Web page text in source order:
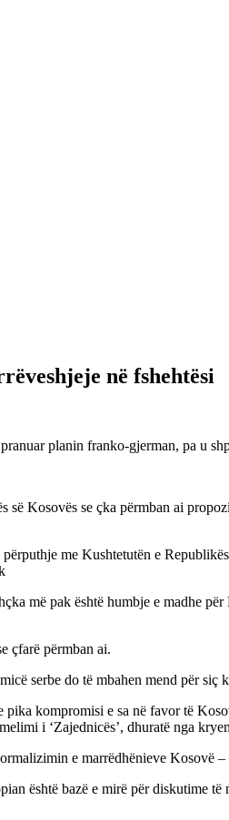
në fshehtësi
planin franko-gjerman, pa u
Kosovës se çka përmban ai
me Kushtetutën e
më pak është humbje e madhe
çfarë përmban ai.
serbe do të mbahen mend për
kompromisi e sa në favor të
i ‘Zajednicës’, dhuratë nga
e marrëdhënieve Kosovë –
është bazë e mirë për diskutime të